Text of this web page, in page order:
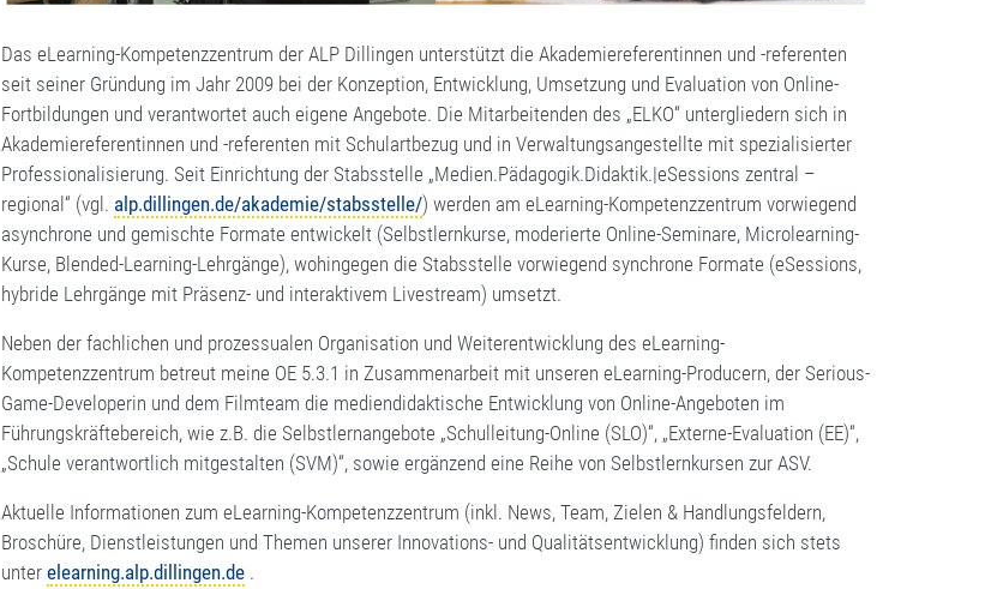
Das eLearning-Kompetenzzentrum der ALP Dillingen unterstützt die Akademiereferentinnen und -referenten
seit seiner Gründung im Jahr 2009 bei der Konzeption, Entwicklung, Umsetzung und Evaluation von Online-
Fortbildungen und verantwortet auch eigene Angebote. Die Mitarbeitenden des „ELKO“ untergliedern sich in
Akademiereferentinnen und -referenten mit Schulartbezug und in Verwaltungsangestellte mit spezialisierter
Professionalisierung. Seit Einrichtung der Stabsstelle „Medien.Pädagogik.Didaktik.|eSessions zentral –
regional“ (vgl. alp.dillingen.de/akademie/stabsstelle/) werden am eLearning-Kompetenzzentrum vorwiegend
asynchrone und gemischte Formate entwickelt (Selbstlernkurse, moderierte Online-Seminare, Microlearning-
Kurse, Blended-Learning-Lehrgänge), wohingegen die Stabsstelle vorwiegend synchrone Formate (eSessions,
hybride Lehrgänge mit Präsenz- und interaktivem Livestream) umsetzt.
Neben der fachlichen und prozessualen Organisation und Weiterentwicklung des eLearning-
Kompetenzzentrum betreut meine OE 5.3.1 in Zusammenarbeit mit unseren eLearning-Producern, der Serious-
Game-Developerin und dem Filmteam die mediendidaktische Entwicklung von Online-Angeboten im
Führungskräftebereich, wie z.B. die Selbstlernangebote „Schulleitung-Online (SLO)“, „Externe-Evaluation (EE)“,
„Schule verantwortlich mitgestalten (SVM)“, sowie ergänzend eine Reihe von Selbstlernkursen zur ASV.
Aktuelle Informationen zum eLearning-Kompetenzzentrum (inkl. News, Team, Zielen & Handlungsfeldern,
Broschüre, Dienstleistungen und Themen unserer Innovations- und Qualitätsentwicklung) finden sich stets
unter elearning.alp.dillingen.de .